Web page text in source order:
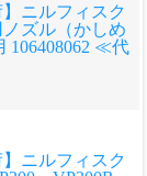
】ニルフィスク
ズル（かしめ
106408062 ≪代
】ニルフィスク